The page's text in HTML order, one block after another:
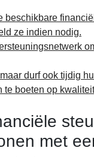
beschikbare
ze indien nodig.
durf ook tijdig
te boeten op
met